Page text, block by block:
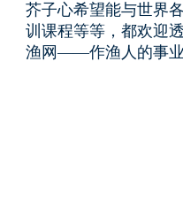
芥子心希望能与世界
训课程等等，都欢迎
渔网——作渔人的事业